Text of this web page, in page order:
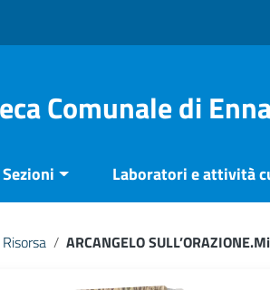
Comunale di
Sezioni Laboratori e attività
Risorsa / ARCANGELO